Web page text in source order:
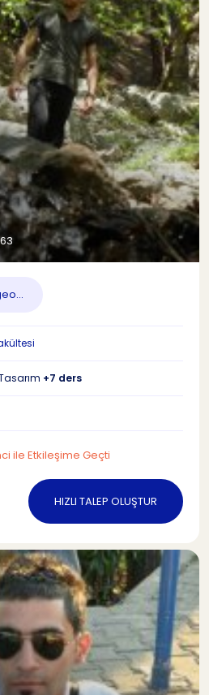
+7 ders
ile Etkileşime Geçti
HIZLI TALEP OLUŞTUR